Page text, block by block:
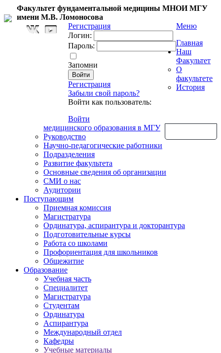
Факультет фундаментальной медицины МНОИ МГУ
имени М.В. Ломоносова
Регистрация
Логин:
Пароль:
Запомни
Регистрация
Забыли свой пароль?
Войти как пользователь:
Войти
Меню
Главная
Наш
Факультет
О
факультете
История
медицинского образования в МГУ
Руководство
Научно-педагогические работники
Подразделения
Развитие факультета
Основные сведения об организации
СМИ о нас
Аудитории
Поступающим
Приемная комиссия
Магистратура
Ординатура, аспирантура и докторантура
Подготовительные курсы
Работа со школами
Профориентация для школьников
Общежитие
Образование
Учебная часть
Специалитет
Магистратура
Студентам
Ординатура
Аспирантура
Международный отдел
Кафедры
Учебные материалы